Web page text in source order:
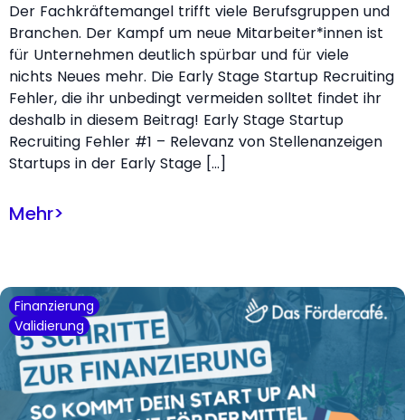
Der Fachkräftemangel trifft viele Berufsgruppen und
Branchen. Der Kampf um neue Mitarbeiter*innen ist
für Unternehmen deutlich spürbar und für viele
nichts Neues mehr. Die Early Stage Startup Recruiting
Fehler, die ihr unbedingt vermeiden solltet findet ihr
deshalb in diesem Beitrag! Early Stage Startup
Recruiting Fehler #1 – Relevanz von Stellenanzeigen
Startups in der Early Stage […]
Mehr>
Finanzierung
Validierung